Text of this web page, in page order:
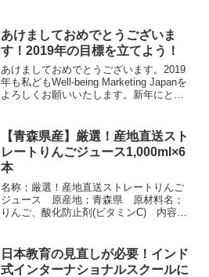
文化についてご存じでしょうか？？今回
は、クリスマスやサンタクロースの文化
とリンクさせて、異文化理解のお話しを
していきます。
あけましておめでとうございま
す！2019年の目標を立てよう！
あけましておめでとうございます。2019
年も私どもWell-being Marketing Japanを
よろしくお願いいたします。新年にとも
【青森県産】厳選！産地直送スト
レートりんごジュース1,000ml×6
本
名称；厳選！産地直送ストレートりんご
ジュース 原産地；青森県 原材料名；
りんご、酸化防止剤(ビタミンC) 内容
てください
日本教育の見直しが必要！インド
式インターナショナルスクールに